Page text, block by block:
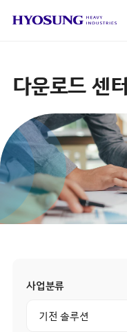
다운로드 센터
사업분류
기전 솔루션